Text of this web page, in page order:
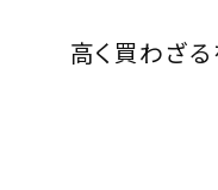
高く買わざ